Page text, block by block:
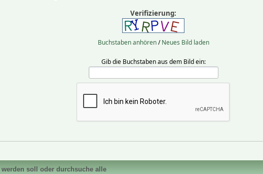
Verifizierung:
Buchstaben anhören/Neues Bild laden
Gib die Buchstaben aus dem Bild ein:
soll oder durchsuche alle